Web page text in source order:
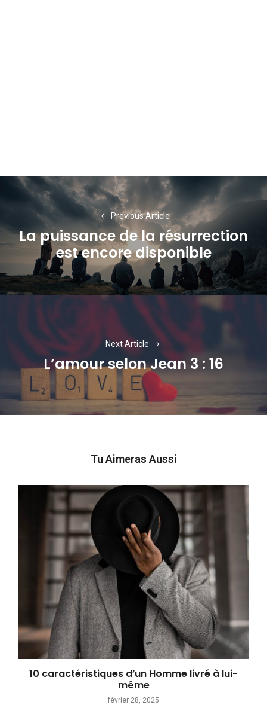
Navigation
l’article
Previous Article
Previous
post:
La puissance de la résurrection
est encore disponible
Next Article
Next
post:
L’amour selon Jean 3 : 16
Tu Aimeras Aussi
10 caractéristiques d’un Homme livré à lui-
même
février 28, 2025